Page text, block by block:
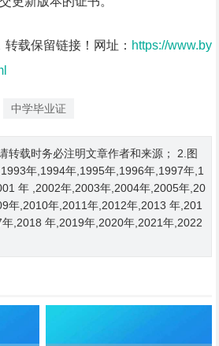
载保留链接！网址： https://www.by
中学毕业证
转载时务必注明文章作者和来源； 2.图
年,1994年,1995年,1996年,1997年,1
年 ,2002年,2003年,2004年,2005年,20
年,2010年,2011年,2012年,2013 年,201
,2018 年,2019年,2020年,2021年,2022